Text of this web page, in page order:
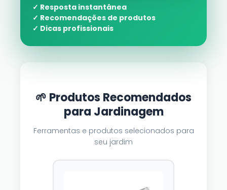
✓ Resposta instantânea
✓ Recomendações de produtos
✓ Dicas profissionais
🌱 Produtos Recomendados
para Jardinagem
Ferramentas e produtos selecionados para
seu jardim